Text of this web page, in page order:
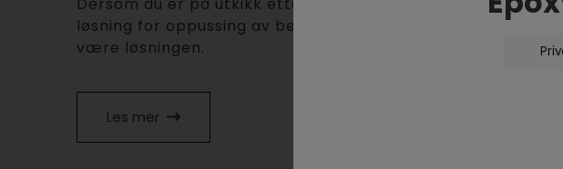
løsning for oppussing av benk- eller bordplata kan epoxy
være løsningen.
Les mer